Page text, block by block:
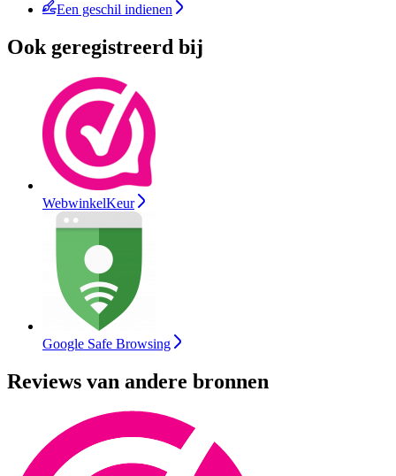
Een geschil indienen
Ook geregistreerd bij
WebwinkelKeur
Google Safe Browsing
Reviews van andere bronnen